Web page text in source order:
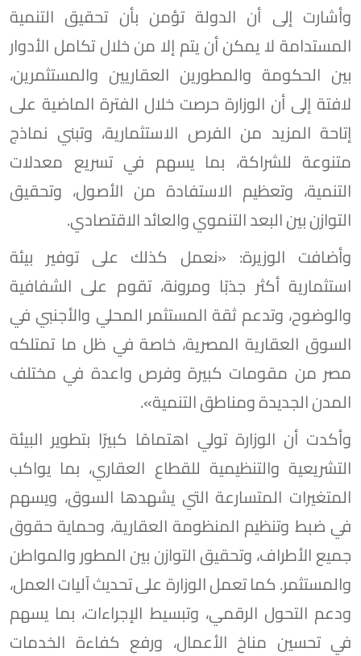
وأشارت إلى أن الدولة تؤمن بأن تحقيق التنمية
المستدامة لا يمكن أن يتم إلا من خلال تكامل الأدوار
بين الحكومة والمطورين العقاريين والمستثمرين،
لافتة إلى أن الوزارة حرصت خلال الفترة الماضية على
إتاحة المزيد من الفرص الاستثمارية، وتبني نماذج
متنوعة للشراكة، بما يسهم في تسريع معدلات
التنمية، وتعظيم الاستفادة من الأصول، وتحقيق
التوازن بين البعد التنموي والعائد الاقتصادي.
وأضافت الوزيرة: «نعمل كذلك على توفير بيئة
استثمارية أكثر جذبًا ومرونة، تقوم على الشفافية
والوضوح، وتدعم ثقة المستثمر المحلي والأجنبي في
السوق العقارية المصرية، خاصة في ظل ما تمتلكه
مصر من مقومات كبيرة وفرص واعدة في مختلف
المدن الجديدة ومناطق التنمية».
وأكدت أن الوزارة تولي اهتمامًا كبيرًا بتطوير البيئة
التشريعية والتنظيمية للقطاع العقاري، بما يواكب
المتغيرات المتسارعة التي يشهدها السوق، ويسهم
في ضبط وتنظيم المنظومة العقارية، وحماية حقوق
جميع الأطراف، وتحقيق التوازن بين المطور والمواطن
والمستثمر. كما تعمل الوزارة على تحديث آليات العمل،
ودعم التحول الرقمي، وتبسيط الإجراءات، بما يسهم
في تحسين مناخ الأعمال، ورفع كفاءة الخدمات